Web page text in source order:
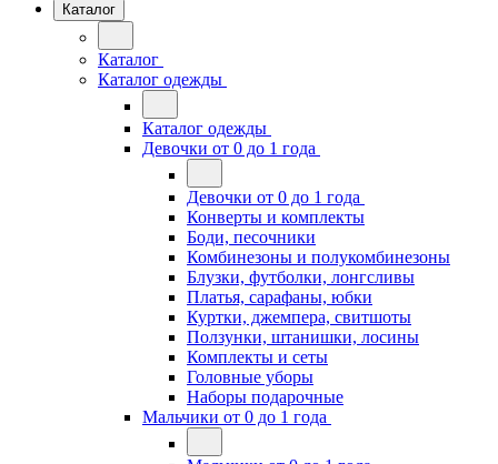
Каталог
Каталог
Каталог одежды
Каталог одежды
Девочки от 0 до 1 года
Девочки от 0 до 1 года
Конверты и комплекты
Боди, песочники
Комбинезоны и полукомбинезоны
Блузки, футболки, лонгсливы
Платья, сарафаны, юбки
Куртки, джемпера, свитшоты
Ползунки, штанишки, лосины
Комплекты и сеты
Головные уборы
Наборы подарочные
Мальчики от 0 до 1 года